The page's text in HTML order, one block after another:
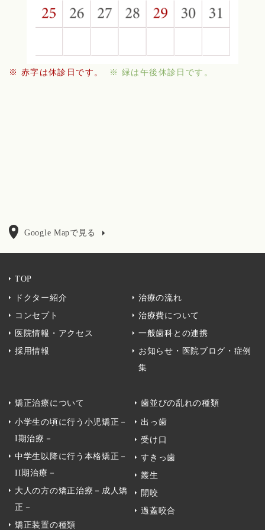
※ 赤字は休診日です。 ※ 緑は午後休診日です。
Google Mapで見る
TOP
ドクター紹介
治療の流れ
コンセプト
治療費について
医院情報・アクセス
一般歯科との連携
採用情報
お知らせ・医院ブログ・症例
集
矯正治療について
小学生の頃に行う小児矯正－
I期治療－
中学生以降に行う本格矯正－
II期治療－
大人の方の矯正治療－成人矯
正－
矯正装置の種類
歯並びの乱れの種類
出っ歯
受け口
すきっ歯
叢生
開咬
過蓋咬合